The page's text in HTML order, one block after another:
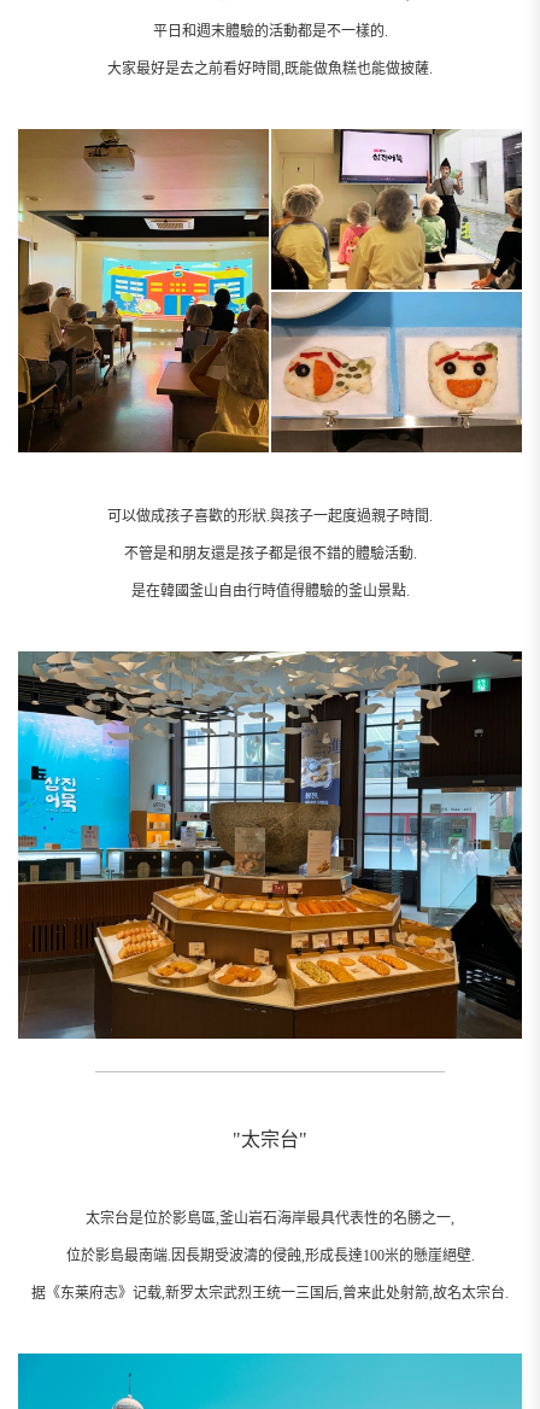
平日和週末體驗的活動都是不一樣的.
大家最好是去之前看好時間,既能做魚糕也能做披薩.
可以做成孩子喜歡的形狀.與孩子一起度過親子時間.
不管是和朋友還是孩子都是很不錯的體驗活動.
是在韓國釜山自由行時值得體驗的釜山景點.
"太宗台"
太宗台是位於影島區,釜山岩石海岸最具代表性的名勝之一,
位於影島最南端.因長期受波濤的侵蝕,形成長達100米的懸崖絕壁.
据《东莱府志》记载,新罗太宗武烈王统一三国后,曾来此处射箭,故名太宗台.